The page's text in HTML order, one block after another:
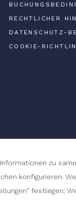
RECHTLICHER
DATENSCHUTZ-
COOKIE-
zu
konfigurieren.
festlegen.